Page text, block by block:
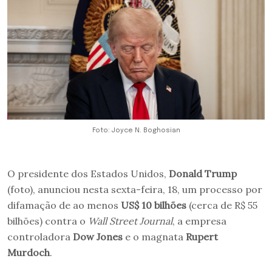
Foto: Joyce N. Boghosian
O presidente dos Estados Unidos, Donald Trump
(foto), anunciou nesta sexta-feira, 18, um processo por
difamação de ao menos US$ 10 bilhões (cerca de R$ 55
bilhões) contra o Wall Street Journal, a empresa
controladora Dow Jones e o magnata Rupert
Murdoch.